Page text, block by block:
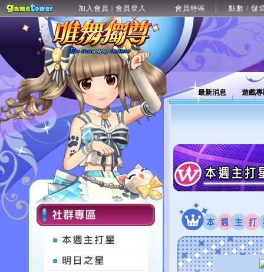
加入會員 | 會員登入 會員特區 點數 / 儲
最新消息 遊戲